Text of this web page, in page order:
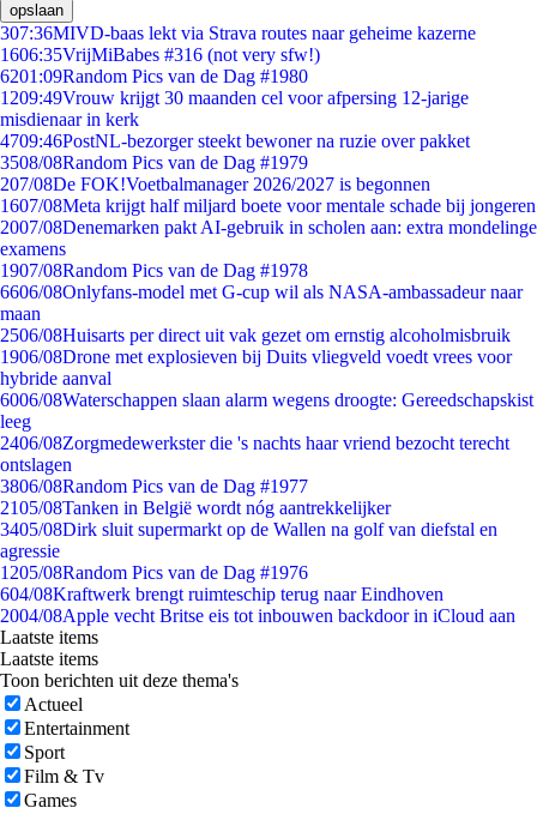
opslaan
307:36MIVD-baas lekt via Strava routes naar geheime kazerne
1606:35VrijMiBabes #316 (not very sfw!)
6201:09Random Pics van de Dag #1980
1209:49Vrouw krijgt 30 maanden cel voor afpersing 12-jarige
misdienaar in kerk
4709:46PostNL-bezorger steekt bewoner na ruzie over pakket
3508/08Random Pics van de Dag #1979
207/08De FOK!Voetbalmanager 2026/2027 is begonnen
1607/08Meta krijgt half miljard boete voor mentale schade bij jongeren
2007/08Denemarken pakt AI-gebruik in scholen aan: extra mondelinge
examens
1907/08Random Pics van de Dag #1978
6606/08Onlyfans-model met G-cup wil als NASA-ambassadeur naar
maan
2506/08Huisarts per direct uit vak gezet om ernstig alcoholmisbruik
1906/08Drone met explosieven bij Duits vliegveld voedt vrees voor
hybride aanval
6006/08Waterschappen slaan alarm wegens droogte: Gereedschapskist
leeg
2406/08Zorgmedewerkster die 's nachts haar vriend bezocht terecht
ontslagen
3806/08Random Pics van de Dag #1977
2105/08Tanken in België wordt nóg aantrekkelijker
3405/08Dirk sluit supermarkt op de Wallen na golf van diefstal en
agressie
1205/08Random Pics van de Dag #1976
604/08Kraftwerk brengt ruimteschip terug naar Eindhoven
2004/08Apple vecht Britse eis tot inbouwen backdoor in iCloud aan
Laatste items
Laatste items
Toon berichten uit deze thema's
Actueel
Entertainment
Sport
Film & Tv
Games